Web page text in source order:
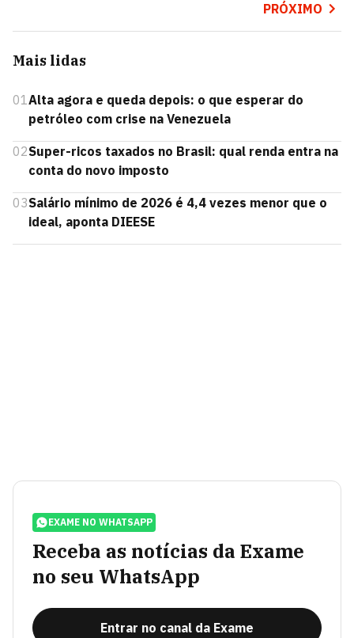
PRÓXIMO
Mais lidas
01Alta agora e queda depois: o que esperar do
petróleo com crise na Venezuela
02Super-ricos taxados no Brasil: qual renda entra na
conta do novo imposto
03Salário mínimo de 2026 é 4,4 vezes menor que o
ideal, aponta DIEESE
EXAME NO WHATSAPP
Receba as notícias da Exame
no seu WhatsApp
Entrar no canal da Exame